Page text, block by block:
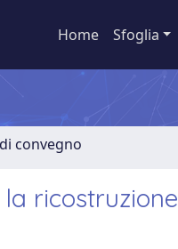
Home Sfoglia
convegno
ricostruzione